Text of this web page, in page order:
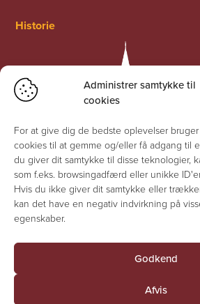
Administrer samtykke til
cookies
For at give dig de bedste oplevelser
cookies til at gemme og/eller få adgang til
du giver dit samtykke til disse teknologier,
som f.eks. browsingadfærd eller unikke
Hvis du ikke giver dit samtykke eller
kan det have en negativ indvirkning på
egenskaber.
Godkend
Afvis
Historie